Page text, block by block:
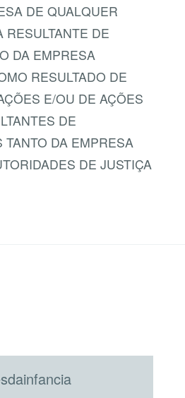
DE QUALQUER
RESULTANTE DE
DA EMPRESA
RESULTADO DE
E/OU DE AÇÕES
DE
TANTO DA EMPRESA
DE JUSTIÇA